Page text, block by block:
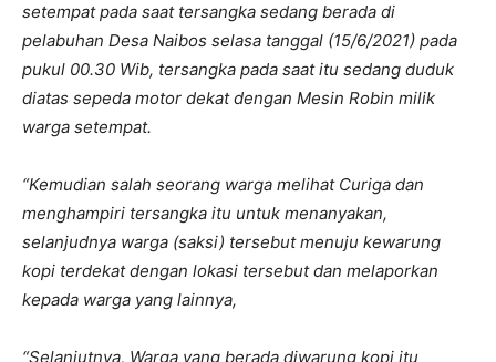
setempat pada saat tersangka sedang berada di
pelabuhan Desa Naibos selasa tanggal (15/6/2021) pada
pukul 00.30 Wib, tersangka pada saat itu sedang duduk
diatas sepeda motor dekat dengan Mesin Robin milik
warga setempat.
“Kemudian salah seorang warga melihat Curiga dan
menghampiri tersangka itu untuk menanyakan,
selanjudnya warga (saksi) tersebut menuju kewarung
kopi terdekat dengan lokasi tersebut dan melaporkan
kepada warga yang lainnya,
“Selanjutnya, Warga yang berada diwarung kopi itu